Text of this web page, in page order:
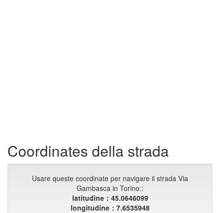
Coordinates della strada
Usare queste coordinate per navigare il strada Via
Gambasca in Torino::
latitudine：45.0646099
longitudine：7.6535948